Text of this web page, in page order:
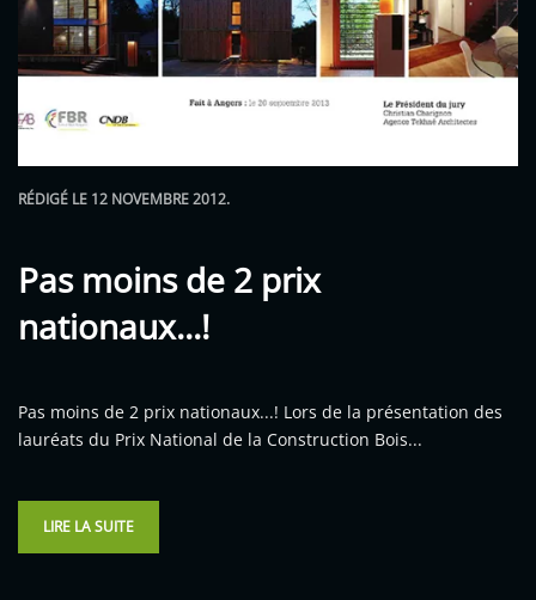
RÉDIGÉ LE 12 NOVEMBRE 2012.
Pas moins de 2 prix
nationaux...!
Pas moins de 2 prix nationaux...! Lors de la présentation des
lauréats du Prix National de la Construction Bois...
LIRE LA SUITE